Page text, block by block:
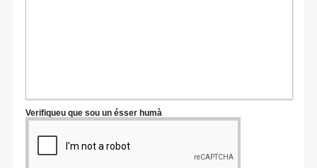
Verifiqueu que sou un ésser humà